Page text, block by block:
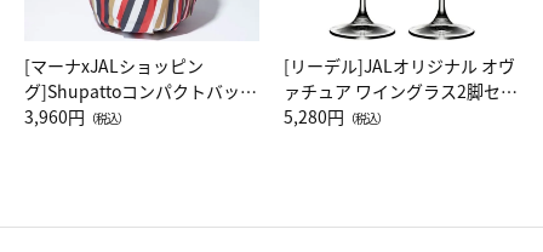
[マーナxJALショッピン
グ]Shupattoコンパクトバッグ
Drop JAL客室乗務員（LC）ス
3,960円 （税込）
[リーデル]JALオリジナル オヴ
ァチュア ワイングラス2脚セッ
ト（レッドワイン）
5,280円 （税込）